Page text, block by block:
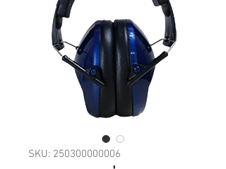
SKU: 250300000006